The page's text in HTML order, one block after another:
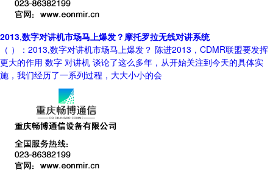
2013,数字对讲机市场马上爆发？摩托罗拉无线对讲系统
（ ）：2013,数字对讲机市场马上爆发？ 陈进2013，CDMR联盟要发挥
更大的作用 数字 对讲机 谈论了这么多年，从开始关注到今天的具体实
施，我们经历了一系列过程，大大小小的会